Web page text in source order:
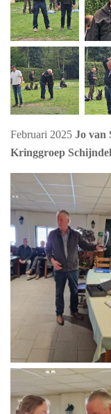
Februari 2025 Jo van
Kringgroep